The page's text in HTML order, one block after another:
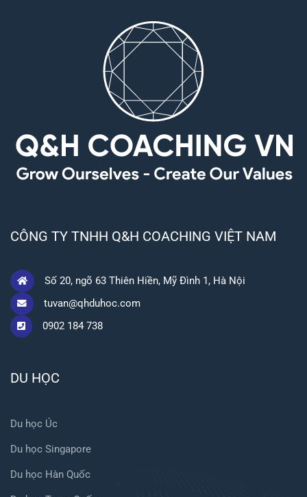
CÔNG TY TNHH Q&H COACHING VIỆT NAM
Số 20, ngõ 63 Thiên Hiền, Mỹ Đình 1, Hà Nội
tuvan@qhduhoc.com
0902 184 738
DU HỌC
Du học Úc
Du học Singapore
Du học Hàn Quốc